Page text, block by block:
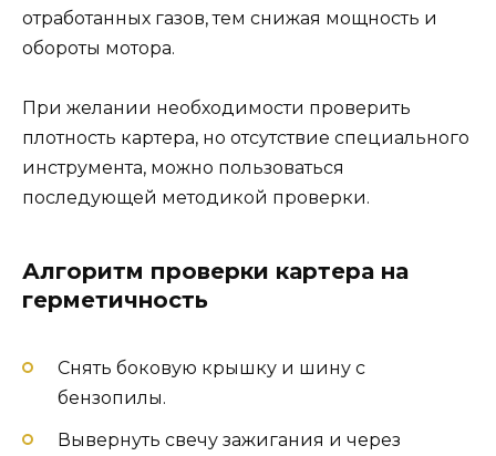
отработанных газов, тем снижая мощность и
обороты мотора.
При желании необходимости проверить
плотность картера, но отсутствие специального
инструмента, можно пользоваться
последующей методикой проверки.
Алгоритм проверки картера на
герметичность
Снять боковую крышку и шину с
бензопилы.
Вывернуть свечу зажигания и через